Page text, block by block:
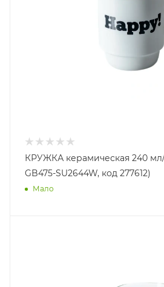
КРУЖКА керамическая 240 мл/
GB475-SU2644W, код 277612)
Мало